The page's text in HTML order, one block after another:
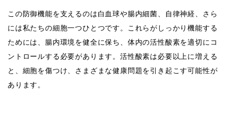
この防御機能を支えるのは白血球や腸内細菌、自律神経、さら
には私たちの細胞一つひとつです。これらがしっかり機能する
ためには、腸内環境を健全に保ち、体内の活性酸素を適切にコ
ントロールする必要があります。活性酸素は必要以上に増える
と、細胞を傷つけ、さまざまな健康問題を引き起こす可能性が
あります。